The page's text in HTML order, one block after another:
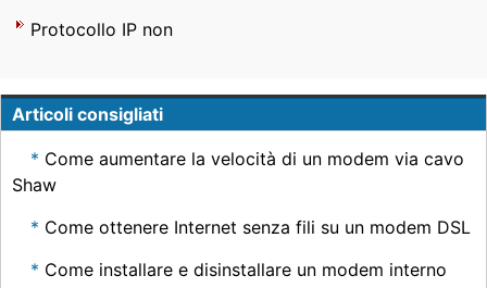
Protocollo IP non
Articoli consigliati
Come aumentare la velocità di un modem via cavo
Shaw
Come ottenere Internet senza fili su un modem DSL
Come installare e disinstallare un modem interno